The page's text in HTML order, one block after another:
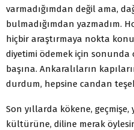
varmadığımdan değil ama,
bulmadığımdan yazmadım.
hiçbir araştırmaya nokta
diyetimi ödemek için sonunda
başına. Ankaralıların
durdum, hepsine candan
Son yıllarda kökene,
kültürüne, diline merak